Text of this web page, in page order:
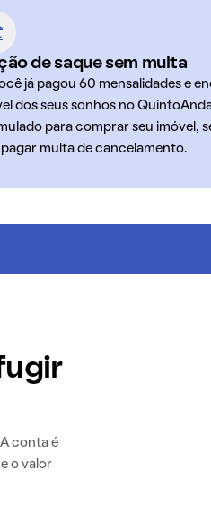
de saque sem multa
já pagou 60 mensalidades e
dos seus sonhos no
para comprar seu imóvel,
pagar multa de cancelamento.
conta é
o valor